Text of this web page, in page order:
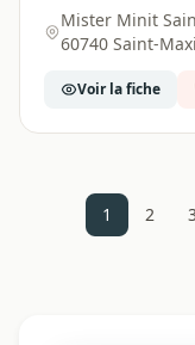
Mister Minit
60740 Saint-
Voir la fiche
1 2